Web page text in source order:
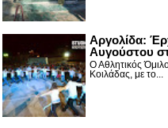
Αργολίδα:
Αυγούστου
Ο Αθλητικός
Κοιλάδας, με το...